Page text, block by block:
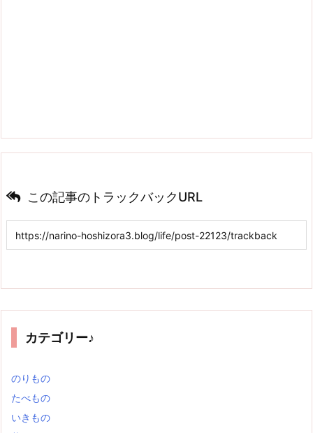
この記事のトラックバックURL
カテゴリー♪
のりもの
たべもの
いきもの